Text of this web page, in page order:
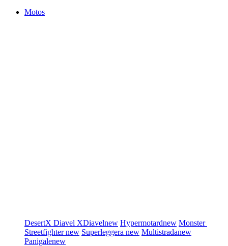
Motos
DesertX Diavel XDiavelnew Hypermotardnew Monster
Streetfighternew Superleggera new Multistradanew
Panigalenew